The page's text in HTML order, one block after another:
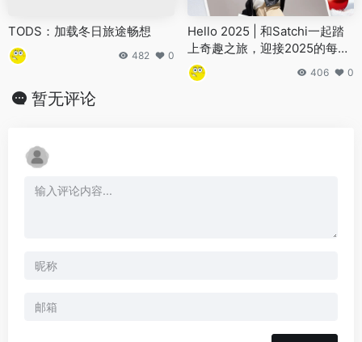
TODS：加载冬日旅途畅想
482 0
Hello 2025 | 和Satchi一起踏
上奇趣之旅，迎接2025的每一
天！
406 0
暂无评论